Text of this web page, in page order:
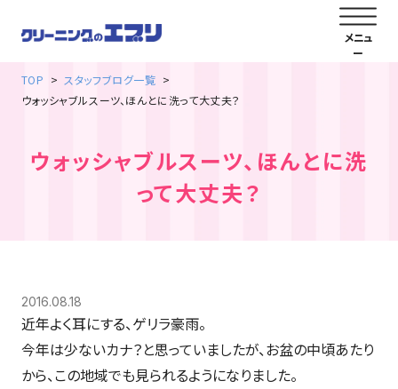
TOP
スタッフブログ一覧
ウォッシャブルスーツ、ほんとに洗って大丈夫？
ウォッシャブルスーツ、ほんとに洗
って大丈夫？
2016.08.18
近年よく耳にする、ゲリラ豪雨。
今年は少ないカナ？と思っていましたが、お盆の中頃あたり
から、この地域でも見られるようになりました。